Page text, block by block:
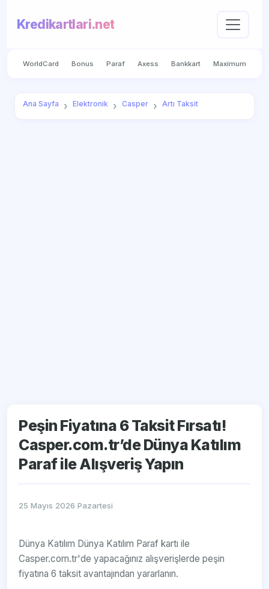
Kredikartlari.net
WorldCard Bonus Paraf Axess Bankkart Maximum
Ana Sayfa Elektronik Casper Artı Taksit
Peşin Fiyatına 6 Taksit Fırsatı!
Casper.com.tr’de Dünya Katılım
Paraf ile Alışveriş Yapın
25 Mayıs 2026 Pazartesi
Dünya Katılım Dünya Katılım Paraf kartı ile
Casper.com.tr'de yapacağınız alışverişlerde peşin
fiyatına 6 taksit avantajından yararlanın.